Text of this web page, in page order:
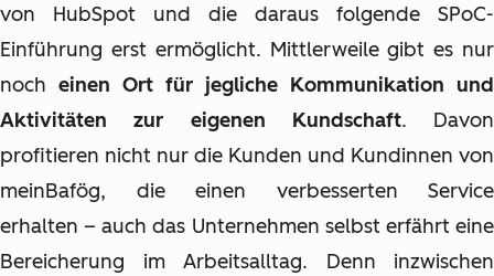
von HubSpot und die daraus folgende SPoC-
Einführung erst ermöglicht. Mittlerweile gibt es nur
noch einen Ort für jegliche Kommunikation und
Aktivitäten zur eigenen Kundschaft. Davon
profitieren nicht nur die Kunden und Kundinnen von
meinBafög, die einen verbesserten Service
erhalten – auch das Unternehmen selbst erfährt eine
Bereicherung im Arbeitsalltag. Denn inzwischen